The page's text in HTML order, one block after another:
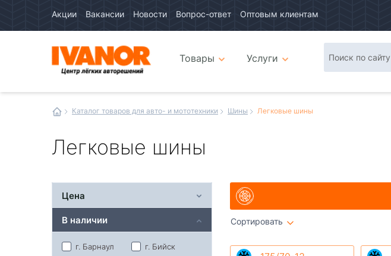
Акции Вакансии Новости Вопрос-ответ Оптовым клиентам
интернетТовары
Услуги
Каталог товаров для авто- и мототехники Шины Легковые шины
Легковые шины
Сортировать
Цена
В наличии
г. Барнаул г. Бийск